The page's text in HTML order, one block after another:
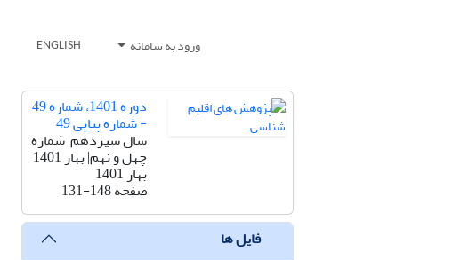
ورود به سامانه ENGLISH
دوره 1401، شماره 49
- شماره پیاپی 49
سال سیزدهم| شماره
چهل و نهم| بهار 1401
بهار 1401
صفحه131-148
فایل ها